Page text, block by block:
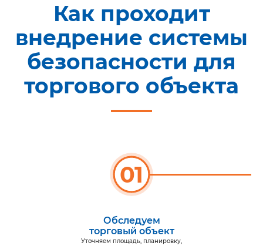
Как проходит
внедрение системы
безопасности для
торгового объекта
01
Обследуем
торговый объект
Уточняем площадь, планировку,